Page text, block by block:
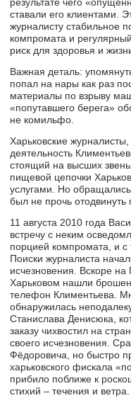
результате чего
ставали его клиентами.
журналисту стабильное
компромата и
риск для здоровья и
Важная деталь:
попал на нары как раз
материалы по взрыву
«попутавшего берега»
не комильфо.
Харьковские
деятельность
стоящий на высших
пищевой цепочки
услугами. Но
был не прочь отодвинуть
11 августа 2010 года
встречу с неким
порцией компромата, и с
Поиски журналиста
исчезновения. Вскоре
Харьковом нашли
телефон Климентьева.
обнаружилась
Станислава Денисюка,
заказу чихвостил на
своего исчезновения.
Фёдоровича, но быстро
харьковского фискала
прибило поближе к
стихий – течения и ветра.